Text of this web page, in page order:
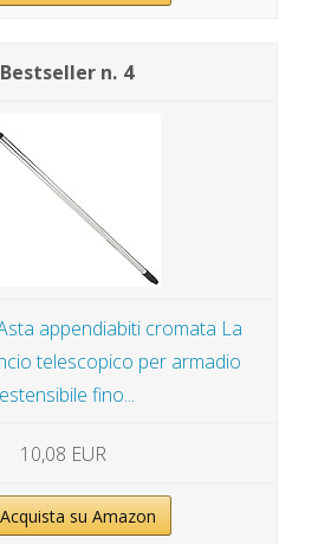
4
appendiabiti cromata La
telescopico per armadio
estensibile fino...
10,08 EUR
Acquista su Amazon